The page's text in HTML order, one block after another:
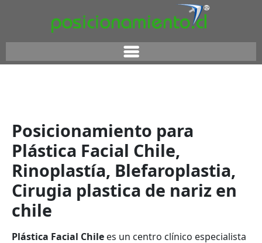
Posicionamiento para
Plástica Facial Chile,
Rinoplastía, Blefaroplastia,
Cirugia plastica de nariz en
chile
Plástica Facial Chile es un centro clínico especialista